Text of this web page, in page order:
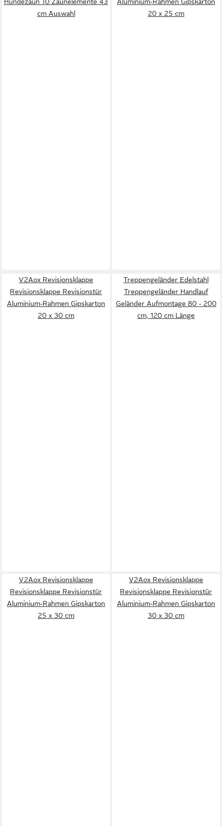
cm Auswahl
20 x 25 cm
V2Aox Revisionsklappe
Revisionsklappe Revisionstür
Aluminium-Rahmen Gipskarton
20 x 30 cm
Treppengeländer Edelstahl
Treppengeländer Handlauf
Geländer Aufmontage 80 - 200
cm, 120 cm Länge
V2Aox Revisionsklappe
Revisionsklappe Revisionstür
Aluminium-Rahmen Gipskarton
25 x 30 cm
V2Aox Revisionsklappe
Revisionsklappe Revisionstür
Aluminium-Rahmen Gipskarton
30 x 30 cm